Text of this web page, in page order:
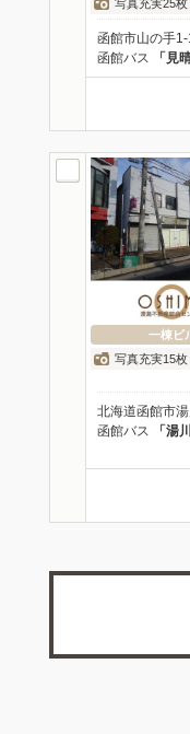
写真充実25枚
函館市山の手
函館バス 「見
一棟ビ
写真充実15枚
北海道函館市
函館バス 「湯